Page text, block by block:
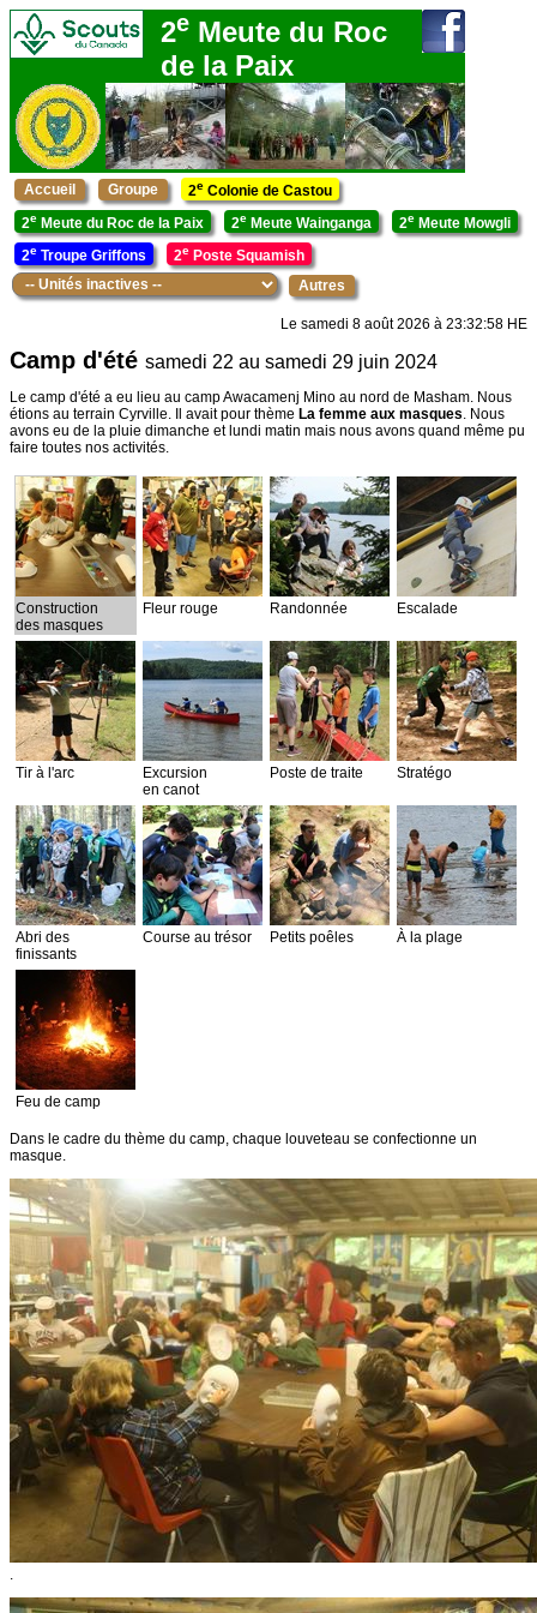
2e Meute du Roc
de la Paix
Accueil Groupe 2e Colonie de Castou
2e Meute du Roc de la Paix 2e Meute Wainganga 2e Meute Mowgli
2e Troupe Griffons 2e Poste Squamish
Autres
Le samedi 8 août 2026 à 23:32:58 HE
Camp d'été samedi 22 au samedi 29 juin 2024
Le camp d'été a eu lieu au camp Awacamenj Mino au nord de Masham. Nous
étions au terrain Cyrville. Il avait pour thème La femme aux masques. Nous
avons eu de la pluie dimanche et lundi matin mais nous avons quand même pu
faire toutes nos activités.
Construction
des masques
Fleur rouge Randonnée Escalade
Tir à l'arc
Excursion
en canot
Poste de traite Stratégo
Abri des
finissants
Course au trésor Petits poêles À la plage
Feu de camp
Dans le cadre du thème du camp, chaque louveteau se confectionne un
masque.
.